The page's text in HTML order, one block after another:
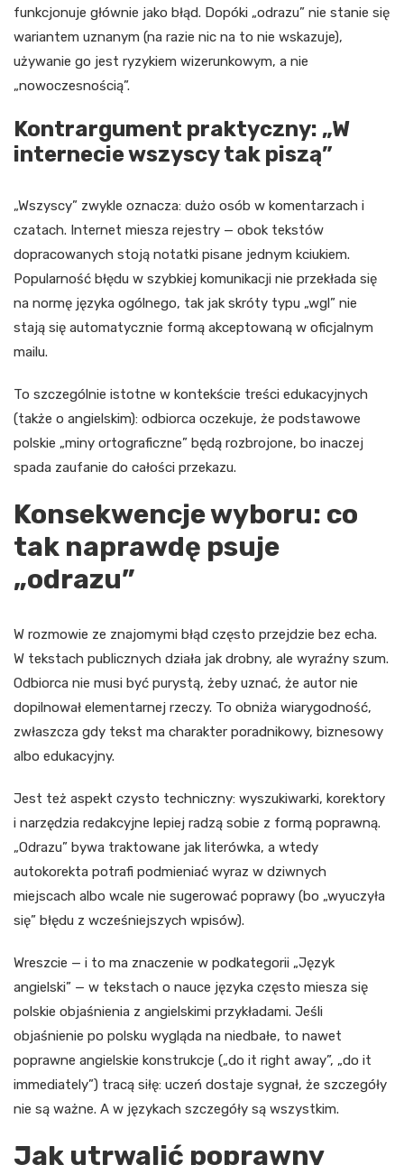
funkcjonuje głównie jako błąd. Dopóki „odrazu” nie stanie się
wariantem uznanym (na razie nic na to nie wskazuje),
używanie go jest ryzykiem wizerunkowym, a nie
„nowoczesnością”.
Kontrargument praktyczny: „W
internecie wszyscy tak piszą”
„Wszyscy” zwykle oznacza: dużo osób w komentarzach i
czatach. Internet miesza rejestry — obok tekstów
dopracowanych stoją notatki pisane jednym kciukiem.
Popularność błędu w szybkiej komunikacji nie przekłada się
na normę języka ogólnego, tak jak skróty typu „wgl” nie
stają się automatycznie formą akceptowaną w oficjalnym
mailu.
To szczególnie istotne w kontekście treści edukacyjnych
(także o angielskim): odbiorca oczekuje, że podstawowe
polskie „miny ortograficzne” będą rozbrojone, bo inaczej
spada zaufanie do całości przekazu.
Konsekwencje wyboru: co
tak naprawdę psuje
„odrazu”
W rozmowie ze znajomymi błąd często przejdzie bez echa.
W tekstach publicznych działa jak drobny, ale wyraźny szum.
Odbiorca nie musi być purystą, żeby uznać, że autor nie
dopilnował elementarnej rzeczy. To obniża wiarygodność,
zwłaszcza gdy tekst ma charakter poradnikowy, biznesowy
albo edukacyjny.
Jest też aspekt czysto techniczny: wyszukiwarki, korektory
i narzędzia redakcyjne lepiej radzą sobie z formą poprawną.
„Odrazu” bywa traktowane jak literówka, a wtedy
autokorekta potrafi podmieniać wyraz w dziwnych
miejscach albo wcale nie sugerować poprawy (bo „wyuczyła
się” błędu z wcześniejszych wpisów).
Wreszcie — i to ma znaczenie w podkategorii „Język
angielski” — w tekstach o nauce języka często miesza się
polskie objaśnienia z angielskimi przykładami. Jeśli
objaśnienie po polsku wygląda na niedbałe, to nawet
poprawne angielskie konstrukcje („do it right away”, „do it
immediately”) tracą siłę: uczeń dostaje sygnał, że szczegóły
nie są ważne. A w językach szczegóły są wszystkim.
Jak utrwalić poprawny